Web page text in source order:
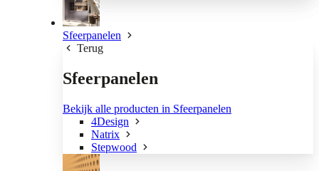
Sfeerpanelen
Terug
Sfeerpanelen
Bekijk alle producten in Sfeerpanelen
4Design
Natrix
Stepwood